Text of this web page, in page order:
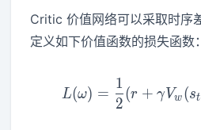
Critic 价值网络可以采取时序
定义如下价值函数的损失函数：
L(ω) =
2
1
(r + γVw (st